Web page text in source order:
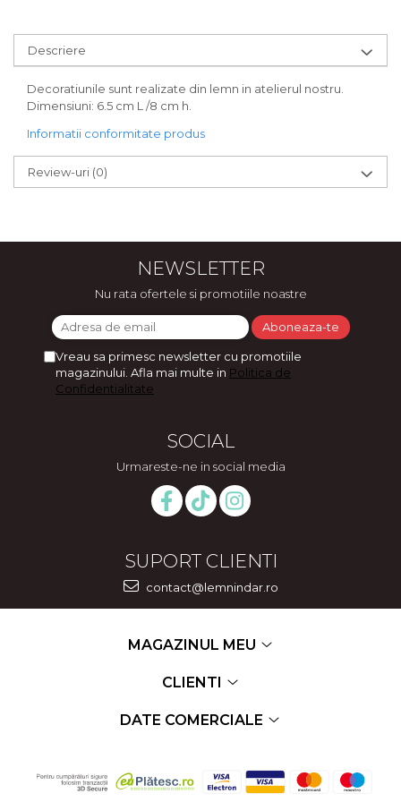
CERCEI ZAMAC
Ateliere - planse cu nisip colorat
Descriere
Decoratiunile sunt realizate din lemn in atelierul nostru.
Dimensiuni: 6.5 cm L /8 cm h.
Informatii conformitate produs
Review-uri (0)
NEWSLETTER
Nu rata ofertele si promotiile noastre
Vreau sa primesc newsletter cu promotiile
magazinului. Afla mai multe in Politica de
Confidentialitate
SOCIAL
Urmareste-ne in social media
SUPORT CLIENTI
contact@lemnindar.ro
MAGAZINUL MEU
CLIENTI
DATE COMERCIALE